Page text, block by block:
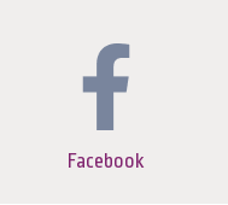
Facebook